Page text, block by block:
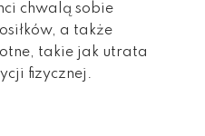
chwalą sobie
a także
takie jak utrata
fizycznej.